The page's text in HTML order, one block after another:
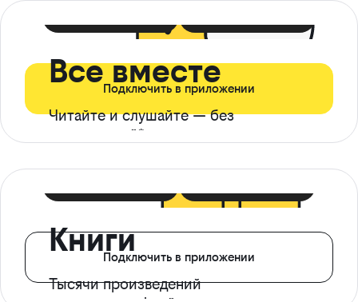
Все вместе
Читайте и слушайте — без
ограничений*
Подключить в приложении
Книги
Тысячи произведений
Подключить в приложении